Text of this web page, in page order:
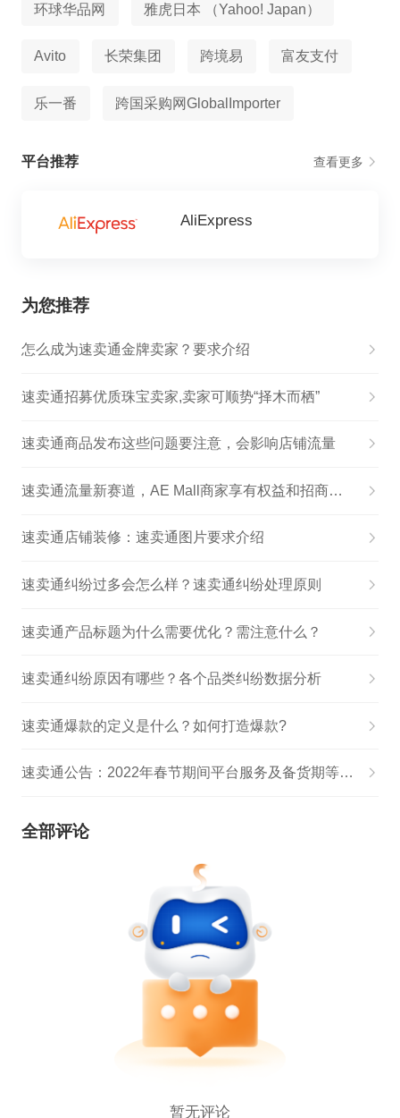
环球华品网 雅虎日本 （Yahoo! Japan）
Avito 长荣集团 跨境易 富友支付
乐一番 跨国采购网GlobalImporter
平台推荐 查看更多
AliExpress
为您推荐
怎么成为速卖通金牌卖家？要求介绍
速卖通招募优质珠宝卖家,卖家可顺势“择木而栖”
速卖通商品发布这些问题要注意，会影响店铺流量
速卖通流量新赛道，AE Mall商家享有权益和招商标准，看这篇文章就好了
速卖通店铺装修：速卖通图片要求介绍
速卖通纠纷过多会怎么样？速卖通纠纷处理原则
速卖通产品标题为什么需要优化？需注意什么？
速卖通纠纷原因有哪些？各个品类纠纷数据分析
速卖通爆款的定义是什么？如何打造爆款?
速卖通公告：2022年春节期间平台服务及备货期等调整
全部评论
暂无评论